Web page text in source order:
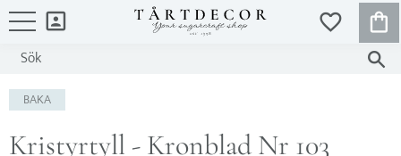
FAVORITER
BAKA
Kristyrtyll - Kronblad Nr 103